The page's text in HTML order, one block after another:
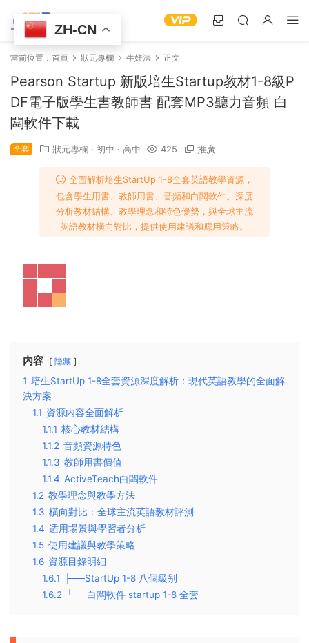
當前位置： 首頁 狀元專欄 牛娃法 正文
Pearson Startup 新版培生Startup教材1-8級P
DF電子版學生書教師書 配套MP3聽力音頻 白
闆軟件下載
全套 狀元專欄 · 初中 · 高中 425 推廣
全面解析培生StartUp 1-8全套英語教學資源，
包含學生用書、教師用書、音頻和白闆軟件。深度
分析教材結構、教學理念和特色優勢，與全球主流
英語教材橫向對比，提供使用建議和應用策略。
内容 隐藏
1 培生StartUp 1-8全套資源深度解析：現代英語教學的全面解
決方案
1.1 資源内容全面解析
1.1.1 核心教材結構
1.1.2 音頻資源特色
1.1.3 教師用書價值
1.1.4 ActiveTeach白闆軟件
1.2 教學理念與教學方法
1.3 橫向對比：全球主流英語教材評測
1.4 适用場景與學習者分析
1.5 使用建議與教學策略
1.6 資源目錄明細
1.6.1
├──StartUp 1-8 八個級别
1.6.2
└──白闆軟件 startup 1-8 全套
ZH-CN